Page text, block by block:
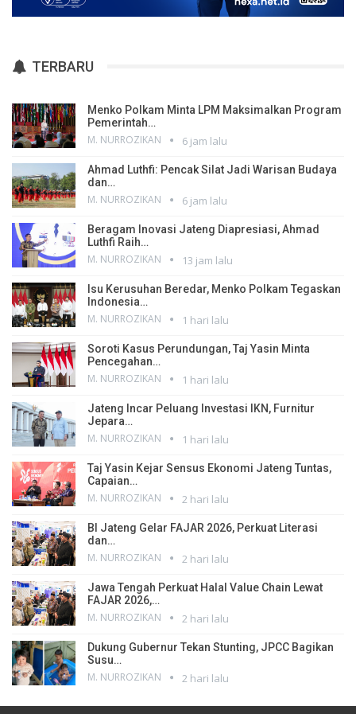
TERBARU
Menko Polkam Minta LPM Maksimalkan Program
Pemerintah…
M. NURROZIKAN 6 jam lalu
Ahmad Luthfi: Pencak Silat Jadi Warisan Budaya
dan…
M. NURROZIKAN 6 jam lalu
Beragam Inovasi Jateng Diapresiasi, Ahmad
Luthfi Raih…
M. NURROZIKAN 13 jam lalu
Isu Kerusuhan Beredar, Menko Polkam Tegaskan
Indonesia…
M. NURROZIKAN 1 hari lalu
Soroti Kasus Perundungan, Taj Yasin Minta
Pencegahan…
M. NURROZIKAN 1 hari lalu
Jateng Incar Peluang Investasi IKN, Furnitur
Jepara…
M. NURROZIKAN 1 hari lalu
Taj Yasin Kejar Sensus Ekonomi Jateng Tuntas,
Capaian…
M. NURROZIKAN 2 hari lalu
BI Jateng Gelar FAJAR 2026, Perkuat Literasi
dan…
M. NURROZIKAN 2 hari lalu
Jawa Tengah Perkuat Halal Value Chain Lewat
FAJAR 2026,…
M. NURROZIKAN 2 hari lalu
Dukung Gubernur Tekan Stunting, JPCC Bagikan
Susu…
M. NURROZIKAN 2 hari lalu